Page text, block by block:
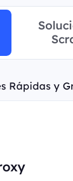
Rápidas y